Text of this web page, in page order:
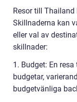
Resor till
Skillnaderna kan
eller val av
skillnader:
1. Budget: En
budgetar,
budgetvänliga